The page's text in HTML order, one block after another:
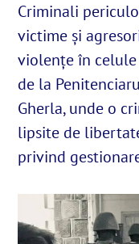
Despre noi
English
SUSȚINE
Cautare...
Criminali
victime și
violențe în celule
de la
Gherla, unde o
lipsite de
privind